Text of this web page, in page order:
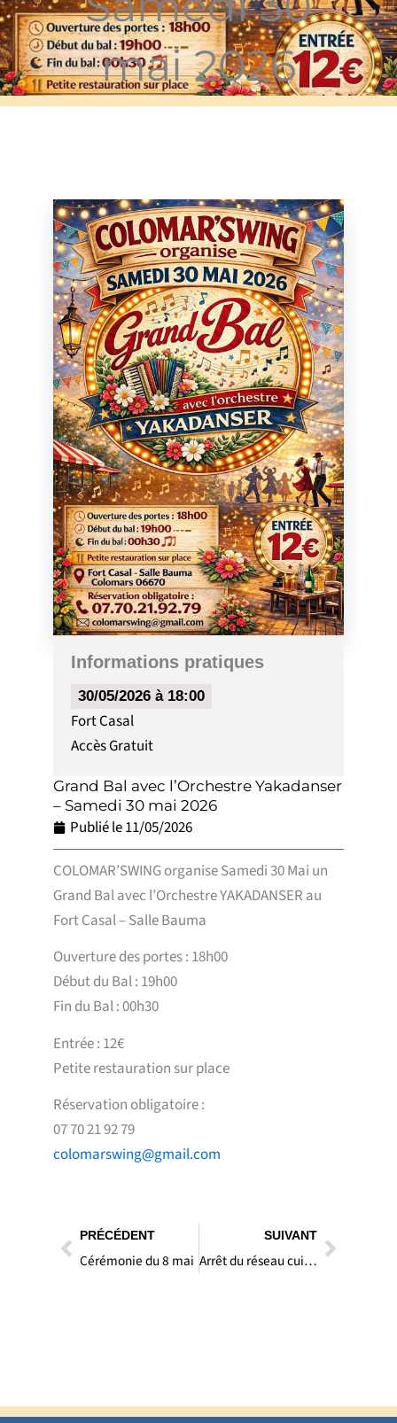
mai 2026
Informations pratiques
30/05/2026 à 18:00
Fort Casal
AccèsGratuit
Grand Bal avec l’Orchestre Yakadanser
– Samedi 30 mai 2026
Publié le11/05/2026
COLOMAR’SWING organise Samedi 30 Mai un
Grand Bal avec l’Orchestre YAKADANSER au
Fort Casal – Salle Bauma
Ouverture des portes : 18h00
Début du Bal : 19h00
Fin du Bal : 00h30
Entrée : 12€
Petite restauration sur place
Réservation obligatoire :
07 70 21 92 79
colomarswing@gmail.com
Précédent
PRÉCÉDENT
Cérémonie du 8 mai
SUIVANT
Arrêt du réseau cuivre : préparons notre avenir numérique à Colomars !